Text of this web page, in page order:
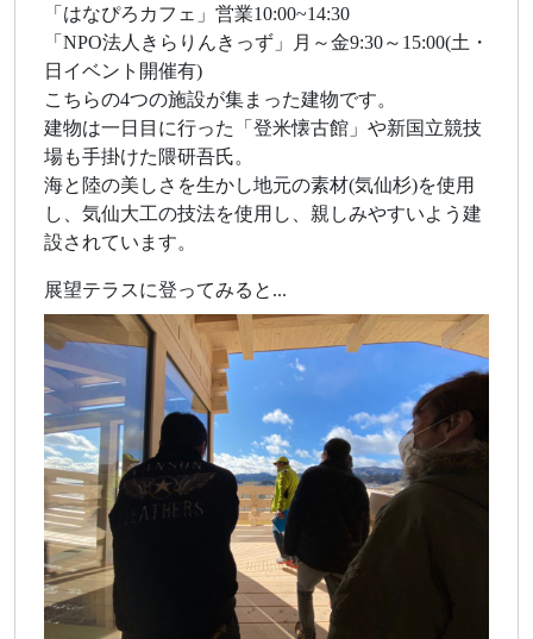
「はなぴろカフェ」営業10:00~14:30
「NPO法人きらりんきっず」月～金9:30～15:00(土・
日イベント開催有)
こちらの4つの施設が集まった建物です。
建物は一日目に行った「登米懐古館」や新国立競技
場も手掛けた隈研吾氏。
海と陸の美しさを生かし地元の素材(気仙杉)を使用
し、気仙大工の技法を使用し、親しみやすいよう建
設されています。
展望テラスに登ってみると...